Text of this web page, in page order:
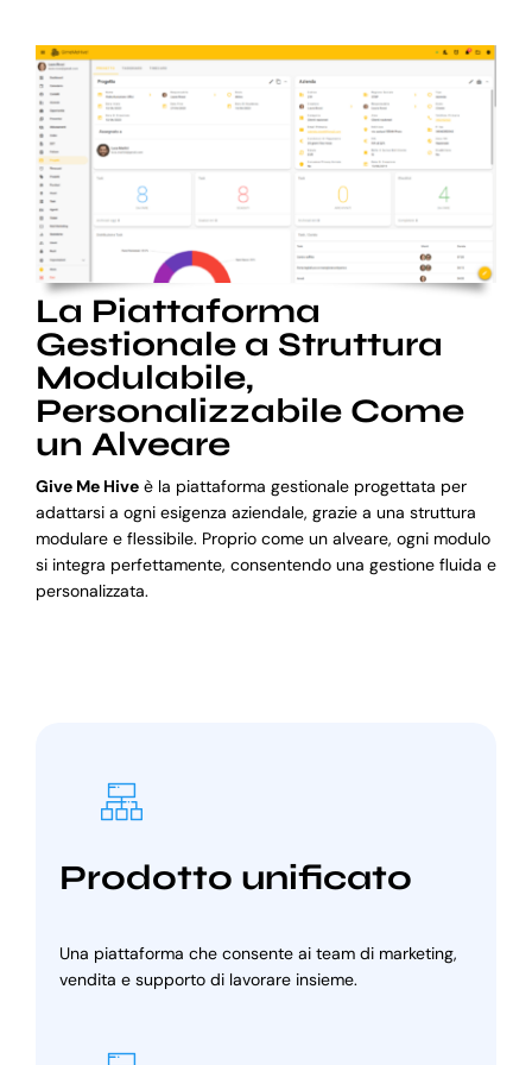
La Piattaforma
Gestionale a Struttura
Modulabile,
Personalizzabile Come
un Alveare
Give Me Hiveè la piattaforma gestionale progettata per
adattarsi a ogni esigenza aziendale, grazie a una struttura
modulare e flessibile. Proprio come un alveare, ogni modulo
si integra perfettamente, consentendo una gestione fluida e
personalizzata.
Prodotto unificato
Una piattaforma che consente ai team di marketing,
vendita e supporto di lavorare insieme.